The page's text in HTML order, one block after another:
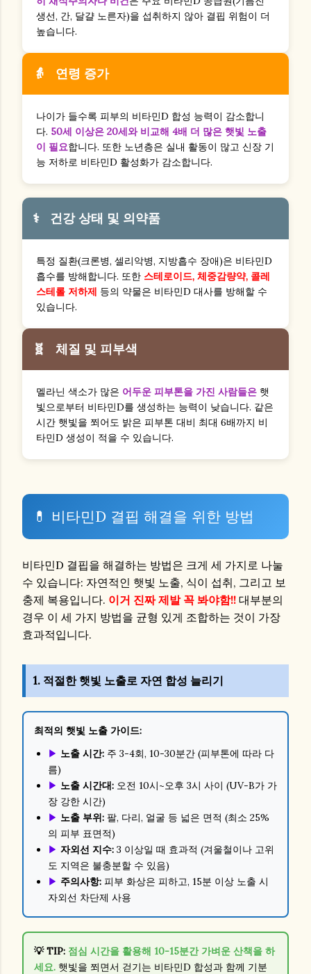
생선, 간, 달걀 노른자)을 섭취하지 않아 결핍 위험이 더
높습니다.
👵 연령 증가
나이가 들수록 피부의 비타민D 합성 능력이 감소합니
다. 50세 이상은 20세와 비교해 4배 더 많은 햇빛 노출
이 필요합니다. 또한 노년층은 실내 활동이 많고 신장 기
능 저하로 비타민D 활성화가 감소합니다.
⚕️ 건강 상태 및 의약품
특정 질환(크론병, 셀리악병, 지방흡수 장애)은 비타민D
흡수를 방해합니다. 또한 스테로이드, 체중감량약, 콜레
스테롤 저하제 등의 약물은 비타민D 대사를 방해할 수
있습니다.
🧬 체질 및 피부색
멜라닌 색소가 많은 어두운 피부톤을 가진 사람들은 햇
빛으로부터 비타민D를 생성하는 능력이 낮습니다. 같은
시간 햇빛을 쬐어도 밝은 피부톤 대비 최대 6배까지 비
타민D 생성이 적을 수 있습니다.
💊 비타민D 결핍 해결을 위한 방법
비타민D 결핍을 해결하는 방법은 크게 세 가지로 나눌
수 있습니다: 자연적인 햇빛 노출, 식이 섭취, 그리고 보
충제 복용입니다. 이거 진짜 제발 꼭 봐야함!! 대부분의
경우 이 세 가지 방법을 균형 있게 조합하는 것이 가장
효과적입니다.
1. 적절한 햇빛 노출로 자연 합성 늘리기
최적의 햇빛 노출 가이드:
▶ 노출 시간: 주 3-4회, 10-30분간 (피부톤에 따라 다
름)
▶ 노출 시간대: 오전 10시~오후 3시 사이 (UV-B가 가
장 강한 시간)
▶ 노출 부위: 팔, 다리, 얼굴 등 넓은 면적 (최소 25%
의 피부 표면적)
▶ 자외선 지수: 3 이상일 때 효과적 (겨울철이나 고위
도 지역은 불충분할 수 있음)
▶ 주의사항: 피부 화상은 피하고, 15분 이상 노출 시
자외선 차단제 사용
💡 TIP: 점심 시간을 활용해 10-15분간 가벼운 산책을 하
세요. 햇빛을 쬐면서 걷기는 비타민D 합성과 함께 기분